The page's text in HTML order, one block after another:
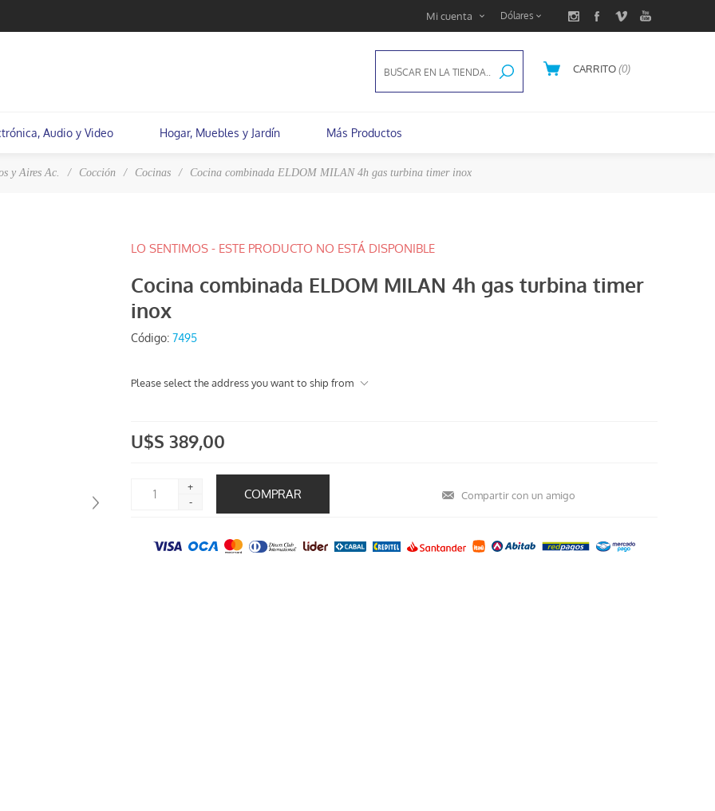
Mi cuenta
CARRITO (0)
Audio y Video Hogar, Muebles y Jardín Más Productos
y Aires Ac. / Cocción / Cocinas / Cocina combinada ELDOM MILAN 4h gas turbina timer inox
LO SENTIMOS - ESTE PRODUCTO NO ESTÁ DISPONIBLE
Cocina combinada ELDOM MILAN 4h gas turbina timer
inox
Código: 7495
Please select the address you want to ship from
U$S 389,00
+
-